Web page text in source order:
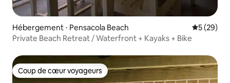
Hébergement ⋅ Pensacola Beach
5 (29)
Private Beach Retreat / Waterfront + Kayaks + Bike
Coup de cœur voyageurs
Coup de cœur voyageurs